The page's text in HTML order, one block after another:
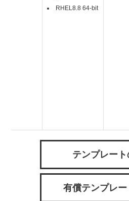
RHEL8.8 64-bit
テンプレー
有償テンプレ